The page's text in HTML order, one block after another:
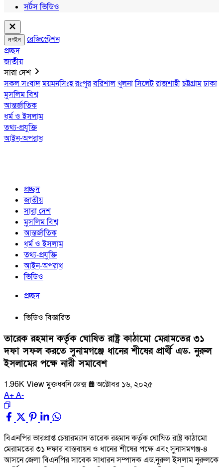
সর্টস ভিডিও
লগইন
রেজিস্ট্রেশন
প্রচ্ছদ
জাতীয়
সারা দেশ
সকল সংবাদময়মনসিংহরংপুরবরিশালখুলনাসিলেটরাজশাহীচট্টগ্রামঢাকা
মুসলিম বিশ্ব
আন্তর্জাতিক
ধর্ম ও ইসলাম
তথ্য-প্রযুক্তি
আইন-অপরাধ
প্রচ্ছদ
জাতীয়
সারা দেশ
মুসলিম বিশ্ব
আন্তর্জাতিক
ধর্ম ও ইসলাম
তথ্য-প্রযুক্তি
আইন-অপরাধ
ভিডিও
প্রচ্ছদ
ভিডিও বিস্তারিত
তারেক রহমান কর্তৃক ঘোষিত রাষ্ট্র কাঠামো মেরামতের ৩১
দফা সফল করতে সুনামগঞ্জে ধানের শীষের প্রার্থী এড. নুরুল
ইসলামের পক্ষে নারী সমাবেশ
1.96K Viewমুক্তধ্বনি ডেক্স
অক্টোবর ১৬, ২০২৫
A+A-
বিএনপির ভারপ্রাপ্ত চেয়ারম্যান তারেক রহমান কর্তৃক ঘোষিত রাষ্ট্র কাঠামো
মেরামতের ৩১ দফার বাস্তবায়ন ও ধানের শীষের পক্ষে এবং সুনাসমগঞ্জ-৪
আসনে জেলা বিএনপির সাবেক সাধারন সম্পাদক এড.নুরুল ইসলাম নুরুলকে